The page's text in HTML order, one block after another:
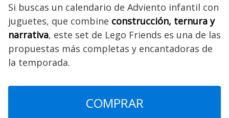
Si buscas un calendario de Adviento infantil con
juguetes, que combine construcción, ternura y
narrativa, este set de Lego Friends es una de las
propuestas más completas y encantadoras de
la temporada.
COMPRAR